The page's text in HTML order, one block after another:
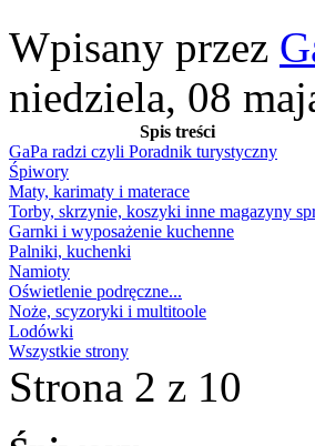
Wpisany przez
niedziela, 08
Spis treści
GaPa radzi czyli Poradnik turystyczny
Śpiwory
Maty, karimaty i materace
Torby, skrzynie, koszyki inne magazyny
Garnki i wyposażenie kuchenne
Palniki, kuchenki
Namioty
Oświetlenie podręczne...
Noże, scyzoryki i multitoole
Lodówki
Wszystkie strony
Strona 2 z 10